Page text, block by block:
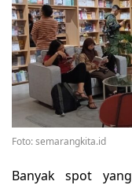
Foto: semarangkita.id
Banyak spot